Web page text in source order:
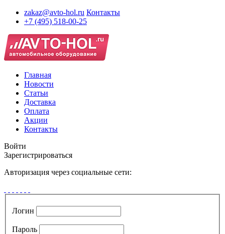
zakaz@avto-hol.ru Контакты
+7 (495) 518-00-25
Главная
Новости
Статьи
Доставка
Оплата
Акции
Контакты
Войти
Зарегистрироваться
Авторизация через социальные сети:
Логин
Пароль